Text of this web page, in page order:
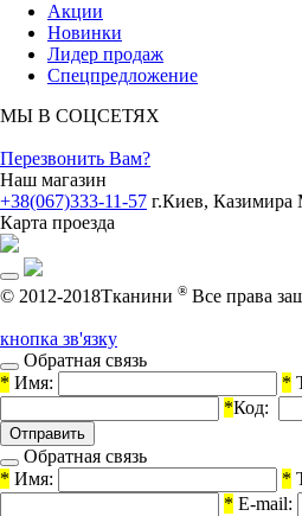
Акции
Новинки
Лидер продаж
Спецпредложение
МЫ В СОЦСЕТЯХ
Перезвонить Вам?
Наш магазин
+38(067)333-11-57 г.Киев, Казимира
Карта проезда
© 2012-2018Тканини ® Все права
кнопка зв'язку
Обратная связь
* Имя: *
*Код:
Обратная связь
* Имя: *
* E-mail: